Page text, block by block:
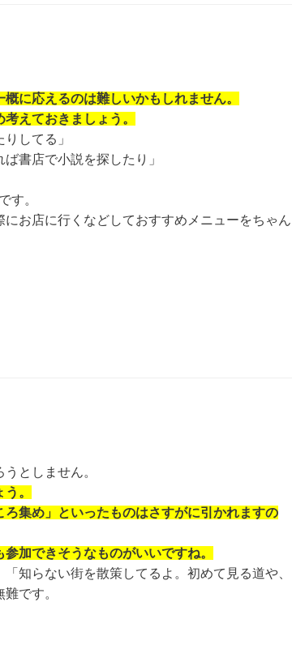
に応えるのは難しいかもしれません。
えておきましょう。
してる」
書店で小説を探したり」
す。
お店に行くなどしておすすめメニューをちゃん
としません。
。
集め」といったものはさすがに引かれますの
加できそうなものがいいですね。
知らない街を散策してるよ。初めて見る道や、
です。